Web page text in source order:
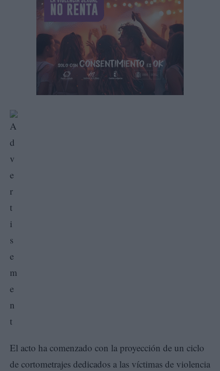
El acto ha comenzado con la proyección de un ciclo
de cortometrajes dedicados a las víctimas de violencia